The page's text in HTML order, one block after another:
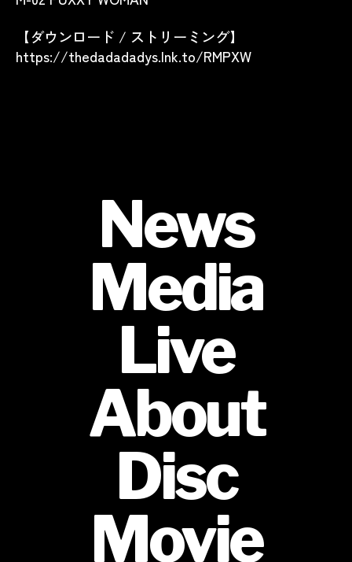
【ダウンロード / ストリーミング】
https://thedadadadys.lnk.to/RMPXW
News
Media
Live
About
Disc
Movie